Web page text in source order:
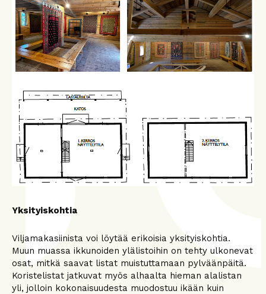
Yksityiskohtia
Viljamakasiinista voi löytää erikoisia yksityiskohtia.
Muun muassa ikkunoiden ylälistoihin on tehty ulkonevat
osat, mitkä saavat listat muistuttamaan pylväänpäitä.
Koristelistat jatkuvat myös alhaalta hieman alalistan
yli, jolloin kokonaisuudesta muodostuu ikään kuin